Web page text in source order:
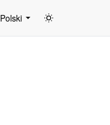
Polski